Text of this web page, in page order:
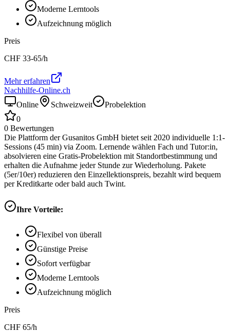
Moderne Lerntools
Aufzeichnung möglich
Preis
CHF 33-65/h
Mehr erfahren
Nachhilfe-Online.ch
Online
Schweizweit
Probelektion
0
0 Bewertungen
Die Plattform der Gusanitos GmbH bietet seit 2020 individuelle 1:1-
Sessions (45 min) via Zoom. Lernende wählen Fach und Tutor:in,
absolvieren eine Gratis-Probelektion mit Standortbestimmung und
erhalten die Aufnahme jeder Stunde zur Wiederholung. Pakete
(5er/10er) reduzieren den Einzellektionspreis, bezahlt wird bequem
per Kreditkarte oder bald auch Twint.
Ihre Vorteile:
Flexibel von überall
Günstige Preise
Sofort verfügbar
Moderne Lerntools
Aufzeichnung möglich
Preis
CHF 65/h